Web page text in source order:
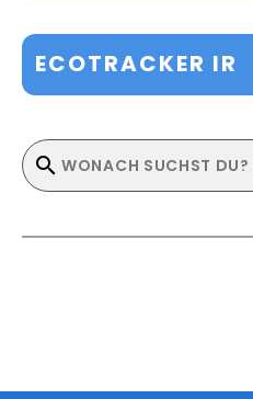
ECOTRACKER IR